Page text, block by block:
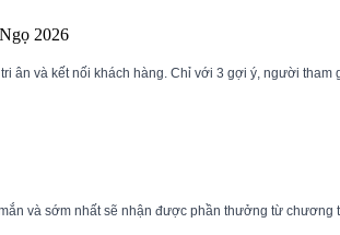
2026
ân và kết nối khách hàng. Chỉ với 3 gợi ý, người
và sớm nhất sẽ nhận được phần thưởng từ chương